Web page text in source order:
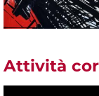
Attività